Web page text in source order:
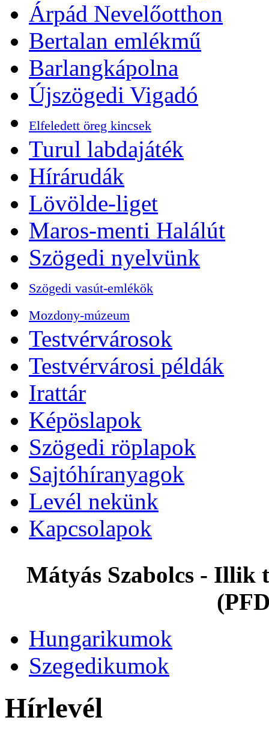
Árpád Nevelőotthon
Bertalan emlékmű
Barlangkápolna
Újszögedi Vigadó
Elfeledett öreg kincsek
Turul labdajáték
Hírárudák
Lövölde-liget
Maros-menti Halálút
Szögedi nyelvünk
Szögedi vasút-emlékök
Mozdony-múzeum
Testvérvárosok
Testvérvárosi példák
Irattár
Képöslapok
Szögedi röplapok
Sajtóhíranyagok
Levél nekünk
Kapcsolapok
Mátyás Szabolcs - Illik
Hungarikumok
Szegedikumok
Hírlevél